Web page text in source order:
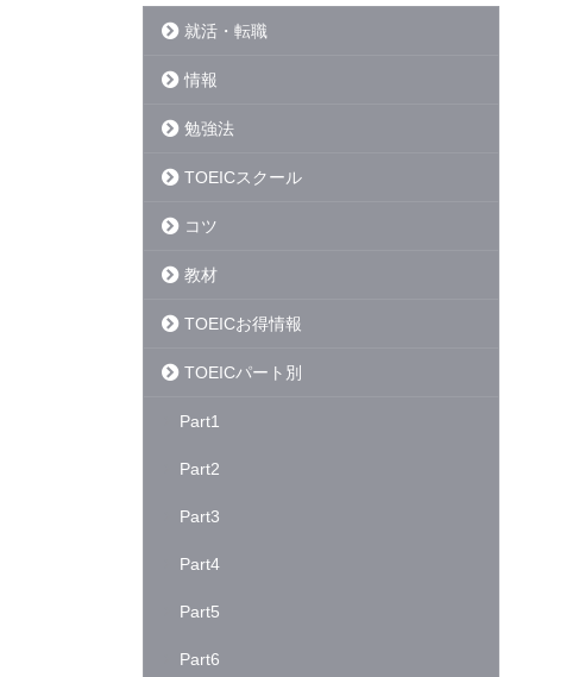
就活・転職
情報
勉強法
TOEICスクール
コツ
教材
TOEICお得情報
TOEICパート別
Part1
Part2
Part3
Part4
Part5
Part6